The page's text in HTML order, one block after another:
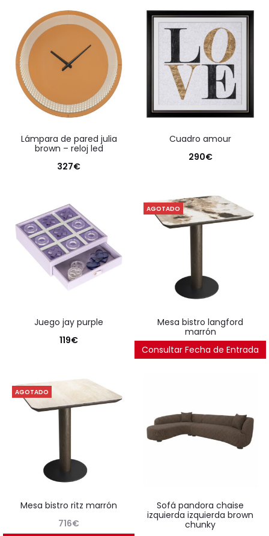
lámpara de pared julia
brown – reloj led
327€
cuadro amour
290€
juego jay purple
119€
AGOTADO
mesa bistro langford
marrón
716€
Consultar Fecha de Entrada
AGOTADO
mesa bistro ritz marrón
716€
sofá pandora chaise
izquierda izquierda brown
chunky